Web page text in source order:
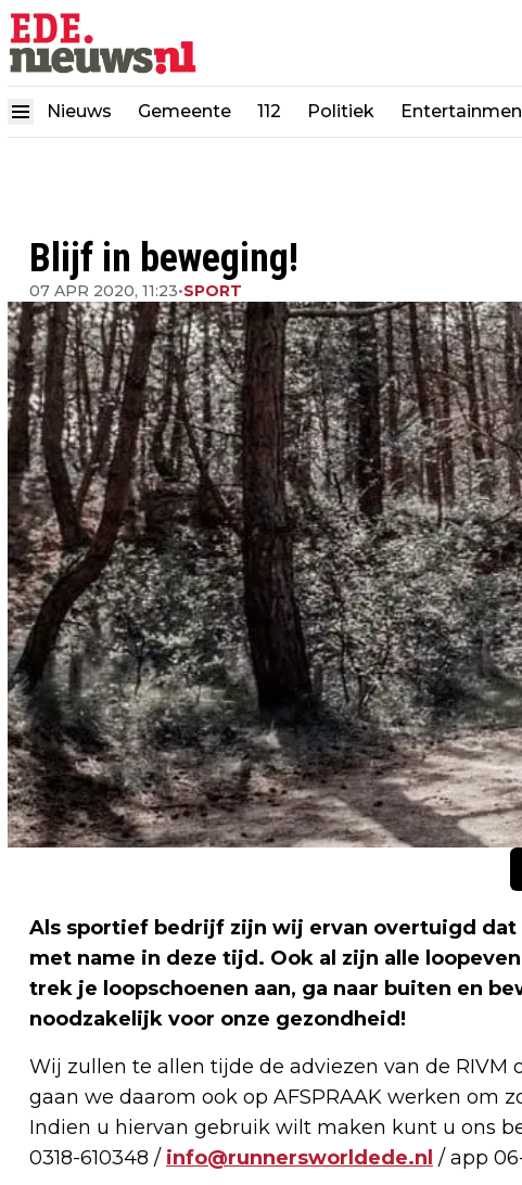
Nieuws Gemeente 112 Politiek
Blijf in beweging!
07 APR 2020, 11:23•SPORT
Als sportief bedrijf zijn wij ervan overtuigd
met name in deze tijd. Ook al zijn alle
trek je loopschoenen aan, ga naar buiten en
noodzakelijk voor onze gezondheid!
Wij zullen te allen tijde de adviezen van de RIVM
gaan we daarom ook op AFSPRAAK werken om
Indien u hiervan gebruik wilt maken kunt u ons
0318-610348 / info@runnersworldede.nl / app